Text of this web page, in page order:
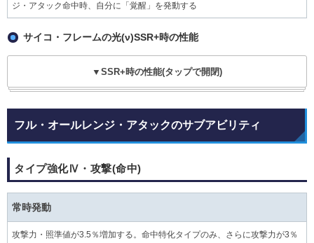
ジ・アタック命中時、自分に「覚醒」を発動する
サイコ・フレームの光(ν)SSR+時の性能
▼SSR+時の性能(タップで開閉)
フル・オールレンジ・アタックのサブアビリティ
タイプ強化Ⅳ・攻撃(命中)
常時発動
攻撃力・照準値が3.5％増加する。命中特化タイプのみ、さらに攻撃力が3％